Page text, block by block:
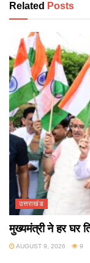
Related Posts
उत्तराखंड
मुख्यमंत्री ने हर घर
AUGUST 9, 2026 9